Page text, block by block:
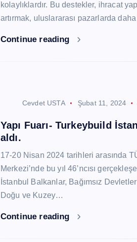
kolaylıklardır. Bu destekler, ihracat
artırmak, uluslararası pazarlarda
Continue reading
Cevdet USTA Şubat 11, 2024
Yapı Fuarı- Turkeybuild
aldı.
17-20 Nisan 2024 tarihleri arasında
Merkezi’nde bu yıl 46’ncısı
İstanbul Balkanlar, Bağımsız
Doğu ve Kuzey…
Continue reading